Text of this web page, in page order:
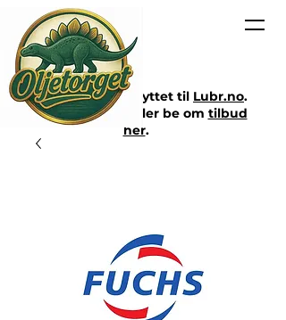
Nettbutikken er flyttet til Lubr.no.
Klikk på lenken eller be om tilbud
her.